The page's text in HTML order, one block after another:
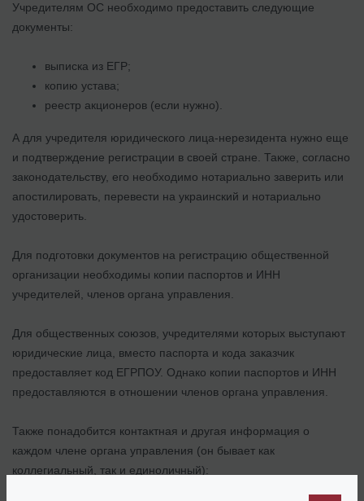
Учредителям ОС необходимо предоставить следующие
документы:
выписка из ЕГР;
копию устава;
реестр акционеров (если нужно).
А для учредителя юридического лица-нерезидента нужно еще
и подтверждение регистрации в своей стране. Также, согласно
законодательству, его необходимо нотариально заверить или
апостилировать, перевести на украинский и нотариально
удостоверить.
Для подготовки документов на регистрацию общественной
организации необходимы копии паспортов и ИНН
учредителей, членов органа управления.
Для общественных союзов, учредителями которых выступают
юридические лица, вместо паспорта и кода заказчик
предоставляет код ЕГРПОУ. Однако копии паспортов и ИНН
предоставляются в отношении членов органа управления.
Также понадобится контактная и другая информация о
каждом члене органа управления (он бывает как
коллегиальный, так и единоличный):